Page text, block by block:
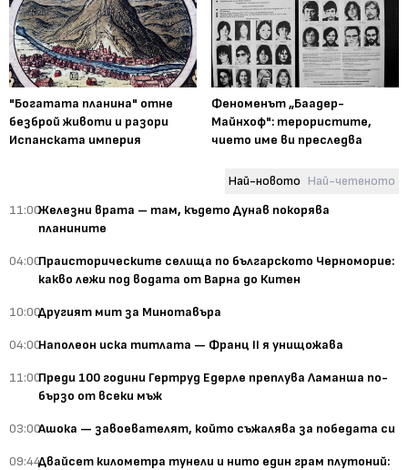
"Богатата планина" отне
безброй животи и разори
Испанската империя
Феноменът „Баадер-
Майнхоф": терористите,
чието име ви преследва
Най-новото Най-четеното
11:00Железни врата – там, където Дунав покорява
планините
04:00Праисторическите селища по българското Черноморие:
какво лежи под водата от Варна до Китен
10:00Другият мит за Минотавъра
04:00Наполеон иска титлата — Франц II я унищожава
11:00Преди 100 години Гертруд Едерле преплува Ламанша по-
бързо от всеки мъж
03:00Ашока — завоевателят, който съжалява за победата си
09:44Двайсет километра тунели и нито един грам плутоний: